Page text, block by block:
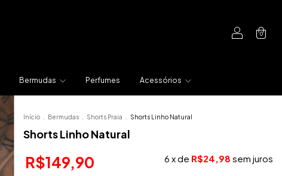
0
Bermudas Perfumes Acessórios
Início Bermudas Shorts Praia Shorts Linho Natural
Shorts Linho Natural
R$149,90 6 x de R$24,98 sem juros